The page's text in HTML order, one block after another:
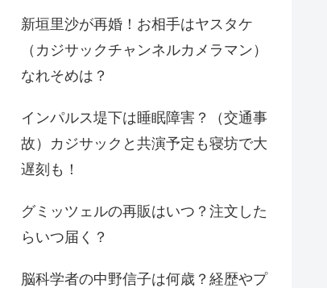
新垣里沙が再婚！お相手はヤスタケ
（カジサックチャンネルカメラマン）
なれそめは？
インパルス堤下は睡眠障害？（交通事
故）カジサックと共演予定も寝坊で大
遅刻も！
グミッツェルの再販はいつ？注文した
らいつ届く？
脳科学者の中野信子は何歳？経歴やプ